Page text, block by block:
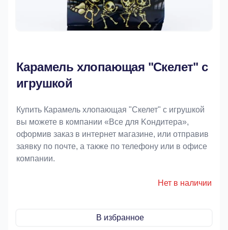
Карамель хлопающая "Скелет" с
игрушкой
Купить Карамель хлопающая "Скелет" с игрушкой
вы можете в компании «Bce для Koндитeрa»,
оформив заказ в интернет магазине, или отправив
заявку по почте, а также по телефону или в офисе
компании.
Нет в наличии
В избранное